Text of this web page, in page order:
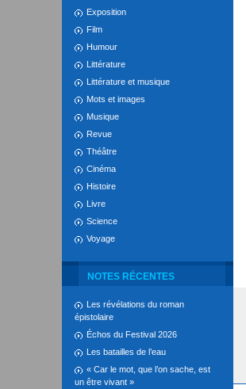
Exposition
Film
Humour
Littérature
Littérature et musique
Mots et images
Musique
Revue
Théâtre
Cinéma
Histoire
Livre
Science
Voyage
NOTES RÉCENTES
Les révélations du roman
épistolaire
Échos du Festival 2026
Les batailles de l’eau
« Car le mot, que l’on sache, est
un être vivant »